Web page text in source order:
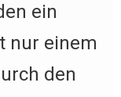
ein
nur einem
den